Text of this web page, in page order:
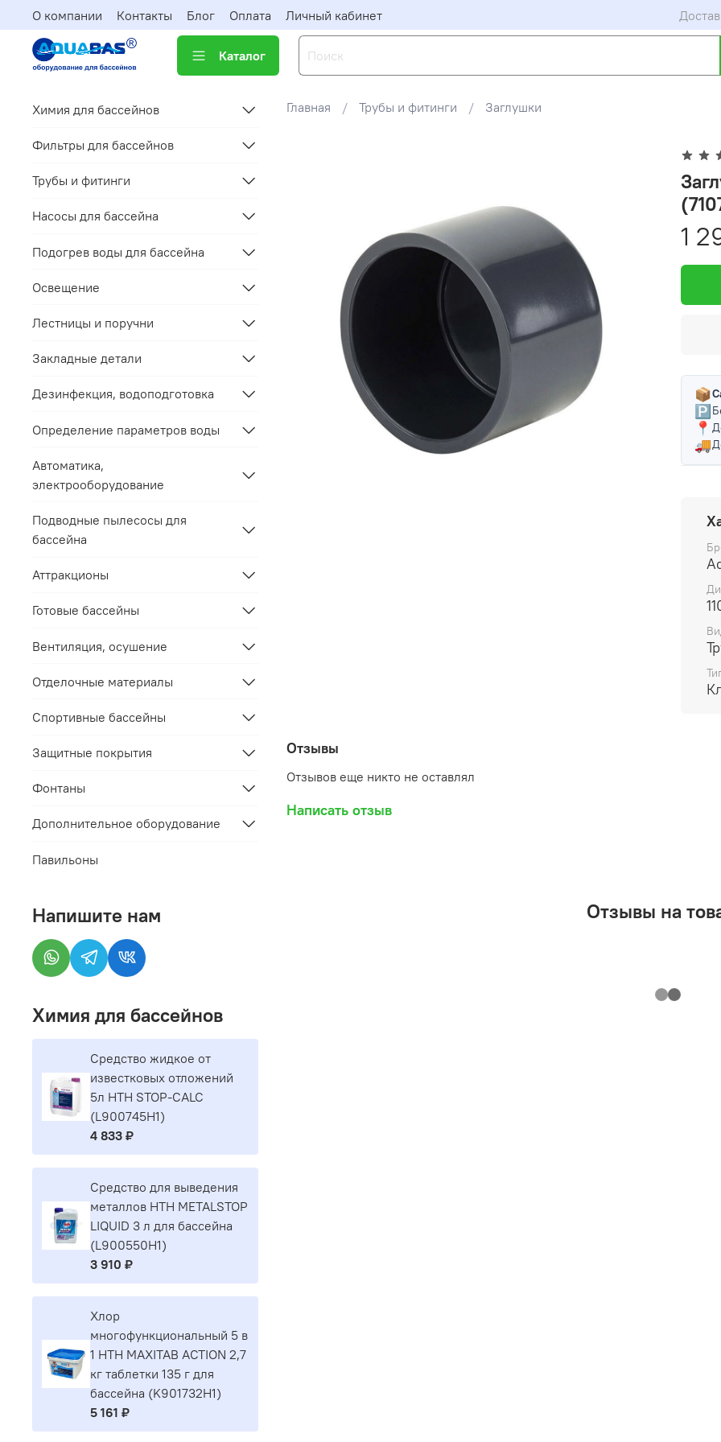
О компании Контакты Блог Оплата Личный кабинет
Каталог
Главная Трубы и фитинги Заглушки
1
📦
🅿️
📍
🚚
Отзывы
Отзывов еще никто не оставлял
Написать отзыв
Отзывы на
Химия для бассейнов
Фильтры для бассейнов
Трубы и фитинги
Насосы для бассейна
Подогрев воды для бассейна
Освещение
Лестницы и поручни
Закладные детали
Дезинфекция, водоподготовка
Определение параметров воды
Автоматика,
электрооборудование
Подводные пылесосы для
бассейна
Аттракционы
Готовые бассейны
Вентиляция, осушение
Отделочные материалы
Спортивные бассейны
Защитные покрытия
Фонтаны
Дополнительное оборудование
Павильоны
Напишите нам
Химия для бассейнов
Средство жидкое от
известковых отложений
5л HTH STOP-CALC
(L900745H1)
4 833 ₽
Средство для выведения
металлов HTH METALSTOP
LIQUID 3 л для бассейна
(L900550H1)
3 910 ₽
Хлор
многофункциональный 5 в
1 HTH MAXITAB ACTION 2,7
кг таблетки 135 г для
бассейна (K901732H1)
5 161 ₽